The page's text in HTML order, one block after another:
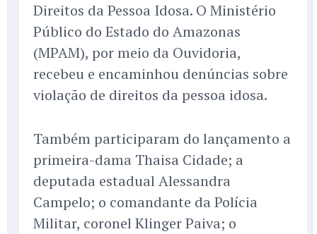
Direitos da Pessoa Idosa. O Ministério
Público do Estado do Amazonas
(MPAM), por meio da Ouvidoria,
recebeu e encaminhou denúncias sobre
violação de direitos da pessoa idosa.
Também participaram do lançamento a
primeira-dama Thaisa Cidade; a
deputada estadual Alessandra
Campelo; o comandante da Polícia
Militar, coronel Klinger Paiva; o